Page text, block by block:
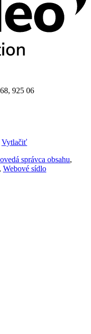
925 06
Vytlačiť
správca obsahu,
, Webové sídlo